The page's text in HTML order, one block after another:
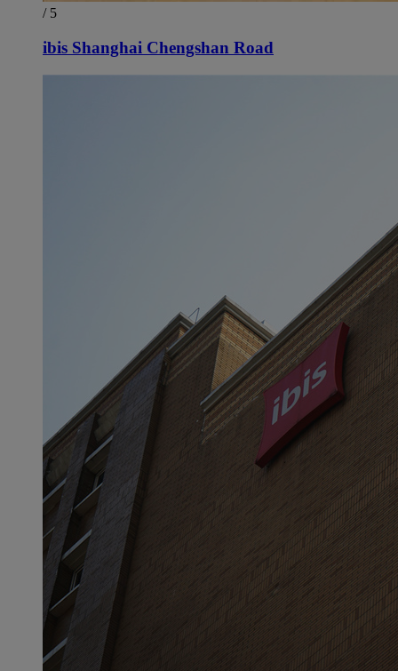
/ 5
ibis Shanghai Chengshan Road